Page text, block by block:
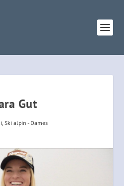
Gut
,Ski alpin - Dames